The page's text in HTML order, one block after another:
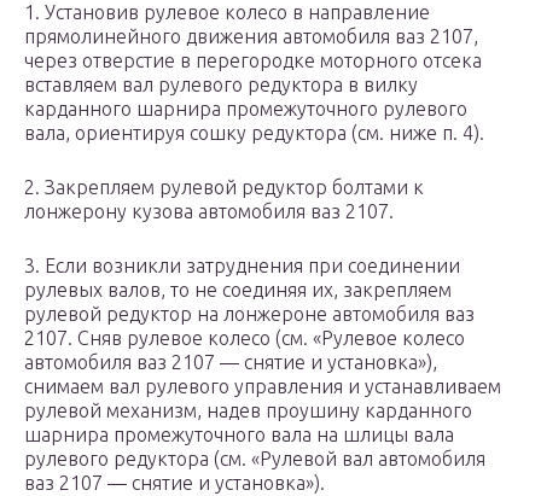
1. Установив рулевое колесо в направление
прямолинейного движения автомобиля ваз 2107,
через отверстие в перегородке моторного отсека
вставляем вал рулевого редуктора в вилку
карданного шарнира промежуточного рулевого
вала, ориентируя сошку редуктора (см. ниже п. 4).
2. Закрепляем рулевой редуктор болтами к
лонжерону кузова автомобиля ваз 2107.
3. Если возникли затруднения при соединении
рулевых валов, то не соединяя их, закрепляем
рулевой редуктор на лонжероне автомобиля ваз
2107. Сняв рулевое колесо (см. «Рулевое колесо
автомобиля ваз 2107 — снятие и установка»),
снимаем вал рулевого управления и устанавливаем
рулевой механизм, надев проушину карданного
шарнира промежуточного вала на шлицы вала
рулевого редуктора (см. «Рулевой вал автомобиля
ваз 2107 — снятие и установка»).